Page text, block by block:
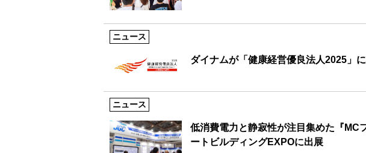
ニュース
ダイナムが「健康経営優良法人2025」
ニュース
低消費電力と静寂性が注目集めた『MC
ートビルディングEXPOに出展